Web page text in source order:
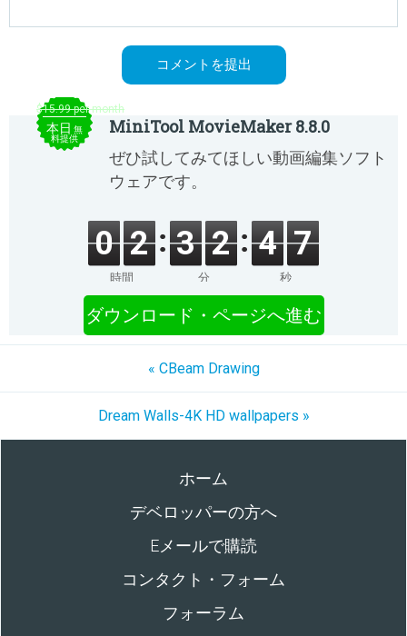
$15.99 per month
本日 無
料提供
MiniTool MovieMaker 8.8.0
ぜひ試してみてほしい動画編集ソフト
ウェアです。
0 2
時間
3 2
分
4 7
秒
ダウンロード・ページへ進む
« CBeam Drawing
Dream Walls-4K HD wallpapers »
ホーム
デベロッパーの方へ
Eメールで購読
コンタクト・フォーム
フォーラム